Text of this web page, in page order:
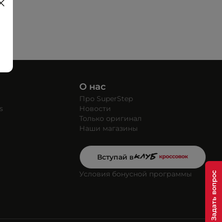
О нас
Про SuperStep
Новости
Только оригинал
Наши магазины
Вступай в
Условия бонусной программы